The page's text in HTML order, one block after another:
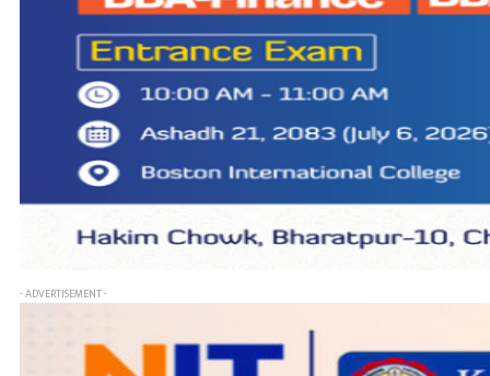
- ADVERTISEMENT -